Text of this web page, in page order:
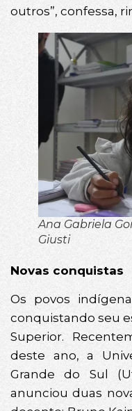
outros”, confessa,
Ana Gabriela
Giusti
Novas conquistas
Os povos
conquistando seu
Superior.
deste ano, a
Grande do Sul
anunciou duas